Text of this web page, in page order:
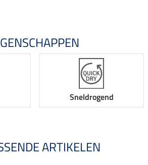
Sneldrogend
ARTIKELEN